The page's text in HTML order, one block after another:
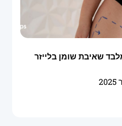
שאיבת שומן בלייזר